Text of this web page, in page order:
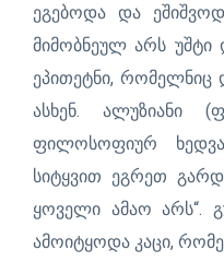
ეგებოდა და
მიმობნეულ არს უშტი
ეპითეტნი, რომელნიც
ასხენ. ალუზიანი
ფილოსოფიურ
სიტყვით ეგრეთ
ყოველი ამაო არს“.
ამოიტყოდა კაცი,